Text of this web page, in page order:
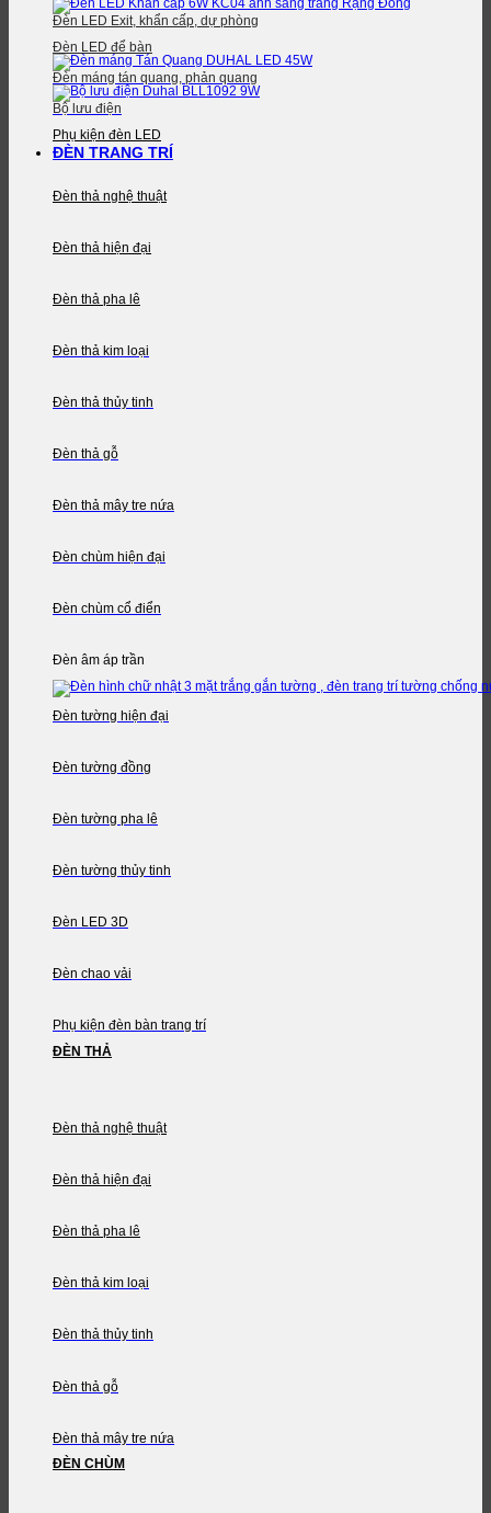
Đèn LED Exit, khẩn cấp, dự phòng
Đèn LED để bàn
Đèn máng tán quang, phản quang
Bộ lưu điện
Phụ kiện đèn LED
ĐÈN TRANG TRÍ
Đèn thả nghệ thuật
Đèn thả hiện đại
Đèn thả pha lê
Đèn thả kim loại
Đèn thả thủy tinh
Đèn thả gỗ
Đèn thả mây tre nứa
Đèn chùm hiện đại
Đèn chùm cổ điển
Đèn âm áp trần
Đèn tường hiện đại
Đèn tường đồng
Đèn tường pha lê
Đèn tường thủy tinh
Đèn LED 3D
Đèn chao vải
Phụ kiện đèn bàn trang trí
ĐÈN THẢ
Đèn thả nghệ thuật
Đèn thả hiện đại
Đèn thả pha lê
Đèn thả kim loại
Đèn thả thủy tinh
Đèn thả gỗ
Đèn thả mây tre nứa
ĐÈN CHÙM